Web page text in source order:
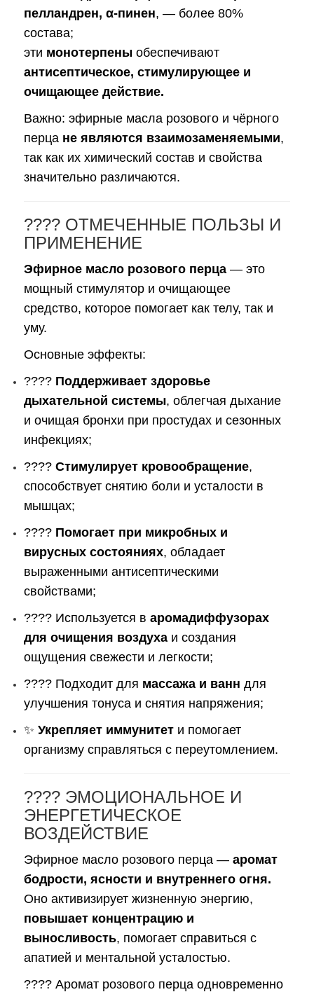
пелландрен, α-пинен, — более 80%
состава;
эти монотерпеныобеспечивают
антисептическое, стимулирующее и
очищающее действие.
Важно: эфирные масла розового и чёрного
перца не являются взаимозаменяемыми,
так как их химический состав и свойства
значительно различаются.
???? ОТМЕЧЕННЫЕ ПОЛЬЗЫ И
ПРИМЕНЕНИЕ
Эфирное масло розового перца— это
мощный стимулятор и очищающее
средство, которое помогает как телу, так и
уму.
Основные эффекты:
???? Поддерживает здоровье
дыхательной системы, облегчая дыхание
и очищая бронхи при простудах и сезонных
инфекциях;
???? Стимулирует кровообращение,
способствует снятию боли и усталости в
мышцах;
???? Помогает при микробных и
вирусных состояниях, обладает
выраженными антисептическими
свойствами;
???? Используется в аромадиффузорах
для очищения воздухаи создания
ощущения свежести и легкости;
???? Подходит для массажа и ванн для
улучшения тонуса и снятия напряжения;
✨ Укрепляет иммунитети помогает
организму справляться с переутомлением.
???? ЭМОЦИОНАЛЬНОЕ И
ЭНЕРГЕТИЧЕСКОЕ
ВОЗДЕЙСТВИЕ
Эфирное масло розового перца — аромат
бодрости, ясности и внутреннего огня.
Оно активизирует жизненную энергию,
повышает концентрацию и
выносливость, помогает справиться с
апатией и ментальной усталостью.
???? Аромат розового перца одновременно